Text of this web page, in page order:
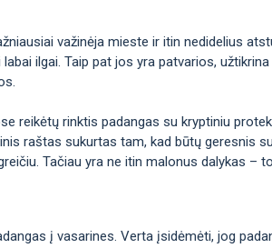
važinėja mieste ir itin nedidelius
ilgai. Taip pat jos yra patvarios,
reikėtų rinktis padangas su kryptiniu
raštas sukurtas tam, kad būtų geresnis
Tačiau yra ne itin malonus dalykas –
į vasarines. Verta įsidėmėti, jog